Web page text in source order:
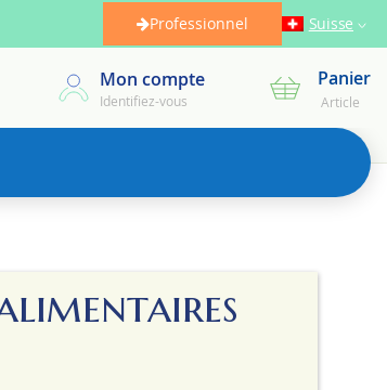
Professionnel Suisse
Mon compte
Identifiez-vous Mon panier
Panier
Article